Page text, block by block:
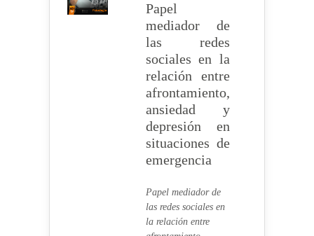
Papel
mediador de
las redes
sociales en la
relación entre
afrontamiento,
ansiedad y
depresión en
situaciones de
emergencia
Papel mediador de
las redes sociales en
la relación entre